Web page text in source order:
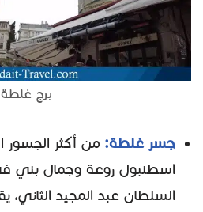
برج غلطة
جسر غلطة: من أكثر
السلطان عبد المجيد الثاني،